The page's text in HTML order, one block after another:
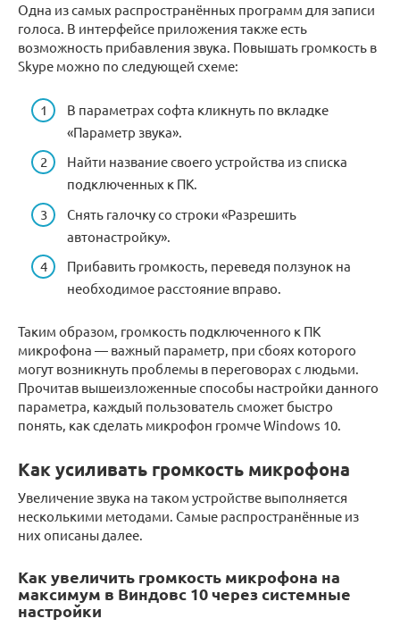
Одна из самых распространённых программ для записи
голоса. В интерфейсе приложения также есть
возможность прибавления звука. Повышать громкость в
Skype можно по следующей схеме:
В параметрах софта кликнуть по вкладке
«Параметр звука».
Найти название своего устройства из списка
подключенных к ПК.
Снять галочку со строки «Разрешить
автонастройку».
Прибавить громкость, переведя ползунок на
необходимое расстояние вправо.
Таким образом, громкость подключенного к ПК
микрофона — важный параметр, при сбоях которого
могут возникнуть проблемы в переговорах с людьми.
Прочитав вышеизложенные способы настройки данного
параметра, каждый пользователь сможет быстро
понять, как сделать микрофон громче Windows 10.
Как усиливать громкость микрофона
Увеличение звука на таком устройстве выполняется
несколькими методами. Самые распространённые из
них описаны далее.
Как увеличить громкость микрофона на
максимум в Виндовс 10 через системные
настройки